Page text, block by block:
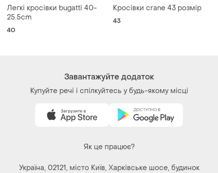
Легкі кросівки bugatti 40-
25.5cm
40
Кросівки crane 43 розмір
43
Завантажуйте додаток
Купуйте речі і спілкуйтесь у будь-якому місці
Як це працює?
Україна, 02121, місто Київ, Харківське шосе, будинок